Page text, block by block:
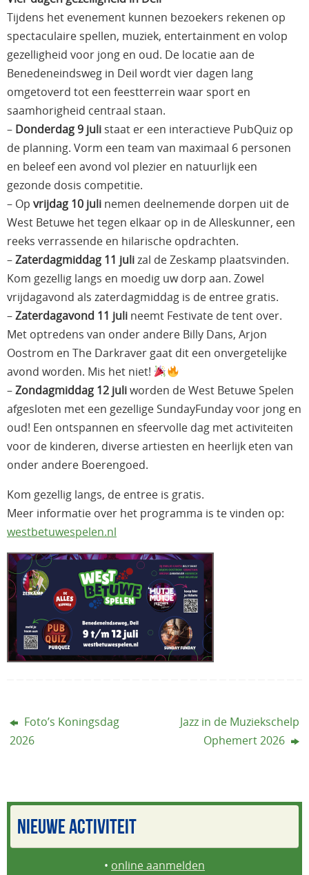
Tijdens het evenement kunnen bezoekers rekenen op
spectaculaire spellen, muziek, entertainment en volop
gezelligheid voor jong en oud. De locatie aan de
Benedeneindsweg in Deil wordt vier dagen lang
omgetoverd tot een feestterrein waar sport en
saamhorigheid centraal staan.
– Donderdag 9 juli staat er een interactieve PubQuiz op
de planning. Vorm een team van maximaal 6 personen
en beleef een avond vol plezier en natuurlijk een
gezonde dosis competitie.
– Op vrijdag 10 juli nemen deelnemende dorpen uit de
West Betuwe het tegen elkaar op in de Alleskunner, een
reeks verrassende en hilarische opdrachten.
–Zaterdagmiddag 11 julizal de Zeskamp plaatsvinden.
Kom gezellig langs en moedig uw dorp aan. Zowel
vrijdagavond als zaterdagmiddag is de entree gratis.
–Zaterdagavond 11 juli neemt Festivate de tent over.
Met optredens van onder andere Billy Dans, Arjon
Oostrom en The Darkraver gaat dit een onvergetelijke
avond worden. Mis het niet!
–Zondagmiddag 12 juliworden de West Betuwe Spelen
afgesloten met een gezellige SundayFunday voor jong en
oud! Een ontspannen en sfeervolle dag met activiteiten
voor de kinderen, diverse artiesten en heerlijk eten van
onder andere Boerengoed.
Kom gezellig langs, de entree is gratis.
Meer informatie over het programma is te vinden op:
westbetuwespelen.nl⁠
Foto’s Koningsdag
2026
Jazz in de Muziekschelp
Ophemert 2026
NIEUWE ACTIVITEIT
• online aanmelden